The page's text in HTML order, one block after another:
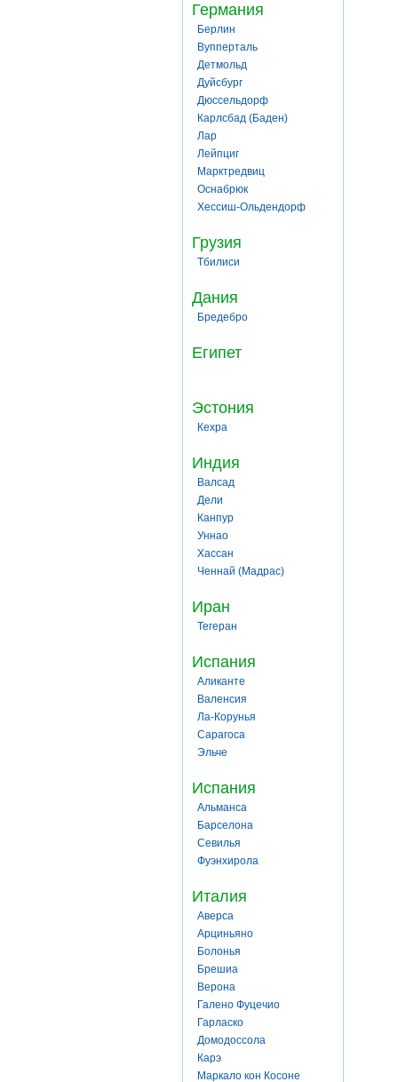
Германия
Берлин
Вупперталь
Детмольд
Дуйсбург
Дюссельдорф
Карлсбад (Баден)
Лар
Лейпциг
Марктредвиц
Оснабрюк
Хессиш-Ольдендорф
Грузия
Тбилиси
Дания
Бредебро
Египет
Эстония
Кехра
Индия
Валсад
Дели
Канпур
Уннао
Хассан
Ченнай (Мадрас)
Иран
Тегеран
Испания
Аликанте
Валенсия
Ла-Корунья
Сарагоса
Эльче
Испания
Альманса
Барселона
Севилья
Фуэнхирола
Италия
Аверса
Арциньяно
Болонья
Брешиа
Верона
Галено Фуцечио
Гарласко
Домодоссола
Карэ
Маркало кон Косоне